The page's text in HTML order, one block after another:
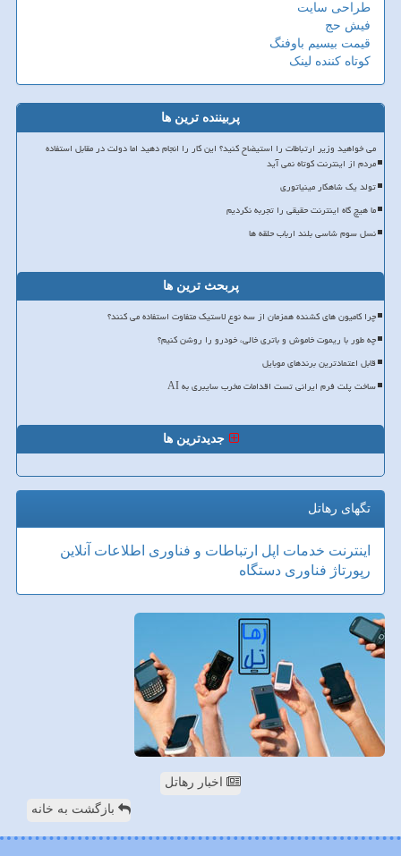
طراحی سایت
فیش حج
قیمت بیسیم باوفنگ
کوتاه کننده لینک
پربیننده ترین ها
می خواهید وزیر ارتباطات را استیضاح کنید؟ این کار را انجام دهید اما دولت در مقابل استفاده
مردم از اینترنت کوتاه نمی آید
تولد یک شاهکار مینیاتوری
ما هیچ گاه اینترنت حقیقی را تجربه نکردیم
نسل سوم شاسی بلند ارباب حلقه ها
پربحث ترین ها
چرا کامیون های کشنده همزمان از سه نوع لاستیک متفاوت استفاده می کنند؟
چه طور با ریموت خاموش و باتری خالی، خودرو را روشن کنیم؟
قابل اعتمادترین برندهای موبایل
ساخت پلت فرم ایرانی تست اقدامات مخرب سایبری به AI
جدیدترین ها
تگهای رهاتل
اینترنت خدمات اپل ارتباطات و فناوری اطلاعات آنلاین
رپورتاژ فناوری دستگاه
اخبار رهاتل
بازگشت به خانه